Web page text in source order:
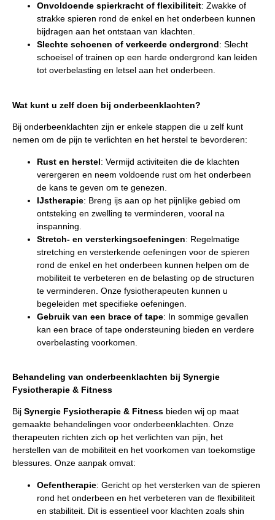
Onvoldoende spierkracht of flexibiliteit: Zwakke of
strakke spieren rond de enkel en het onderbeen kunnen
bijdragen aan het ontstaan van klachten.
Slechte schoenen of verkeerde ondergrond: Slecht
schoeisel of trainen op een harde ondergrond kan leiden
tot overbelasting en letsel aan het onderbeen.
Wat kunt u zelf doen bij onderbeenklachten?
Bij onderbeenklachten zijn er enkele stappen die u zelf kunt
nemen om de pijn te verlichten en het herstel te bevorderen:
Rust en herstel: Vermijd activiteiten die de klachten
verergeren en neem voldoende rust om het onderbeen
de kans te geven om te genezen.
IJstherapie: Breng ijs aan op het pijnlijke gebied om
ontsteking en zwelling te verminderen, vooral na
inspanning.
Stretch- en versterkingsoefeningen: Regelmatige
stretching en versterkende oefeningen voor de spieren
rond de enkel en het onderbeen kunnen helpen om de
mobiliteit te verbeteren en de belasting op de structuren
te verminderen. Onze fysiotherapeuten kunnen u
begeleiden met specifieke oefeningen.
Gebruik van een brace of tape: In sommige gevallen
kan een brace of tape ondersteuning bieden en verdere
overbelasting voorkomen.
Behandeling van onderbeenklachten bij Synergie
Fysiotherapie & Fitness
Bij Synergie Fysiotherapie & Fitness bieden wij op maat
gemaakte behandelingen voor onderbeenklachten. Onze
therapeuten richten zich op het verlichten van pijn, het
herstellen van de mobiliteit en het voorkomen van toekomstige
blessures. Onze aanpak omvat:
Oefentherapie: Gericht op het versterken van de spieren
rond het onderbeen en het verbeteren van de flexibiliteit
en stabiliteit. Dit is essentieel voor klachten zoals shin